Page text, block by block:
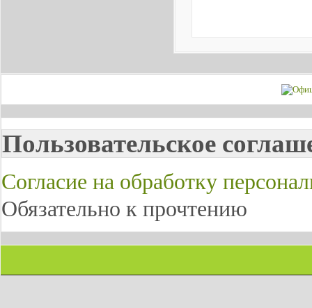
Пользовательское
Согласие на обработку
Обязательно к прочтению